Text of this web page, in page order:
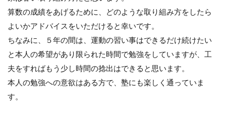
算数の成績をあげるために、どのような取り組み方をしたら
よいかアドバイスをいただけると幸いです。
ちなみに、５年の間は、運動の習い事はできるだけ続けたい
と本人の希望があり限られた時間で勉強をしていますが、工
夫をすればもう少し時間の捻出はできると思います。
本人の勉強への意欲はある方で、塾にも楽しく通っていま
す。